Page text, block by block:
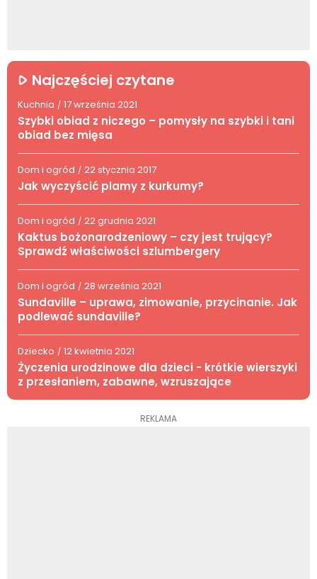
Najczęściej czytane
Kuchnia / 17 września 2021
Szybki obiad z niczego – pomysły na szybki i tani
obiad bez mięsa
Dom i ogród / 22 stycznia 2017
Jak wyczyścić plamy z kurkumy?
Dom i ogród / 22 grudnia 2021
Kaktus bożonarodzeniowy – czy jest trujący?
Sprawdź właściwości szlumbergery
Dom i ogród / 28 września 2021
Sundaville – uprawa, zimowanie, przycinanie. Jak
podlewać sundaville?
Dziecko / 12 kwietnia 2021
Życzenia urodzinowe dla dzieci - krótkie wierszyki
z przesłaniem, zabawne, wzruszające
REKLAMA